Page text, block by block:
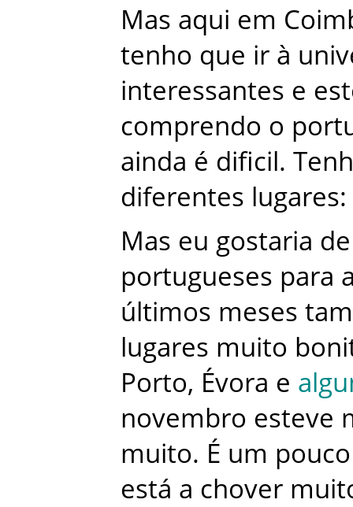
Mas aqui em
tenho que ir à
interessantes e
comprendo o
ainda é dificil.
diferentes lugares:
Mas eu gostaria de
portugueses para
últimos meses
lugares muito
Porto, Évora e
novembro esteve
muito. É um pouco
está a chover